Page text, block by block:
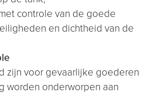
controle van de goede
en dichtheid van de
zijn voor gevaarlijke goederen
worden onderworpen aan